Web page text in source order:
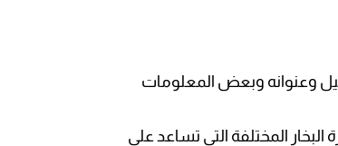
وعنوانه وبعض المعلومات
المختلفة التى تساعد علي